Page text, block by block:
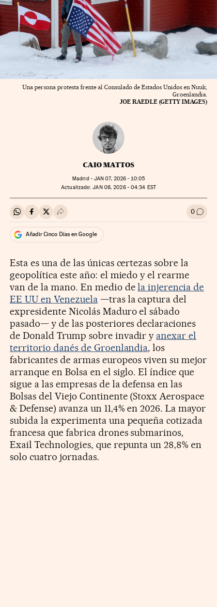
Una persona protesta frente al Consulado de Estados Unidos en Nuuk,
Groenlandia.
JOE RAEDLE (GETTY IMAGES)
CAIO MATTOS
Madrid - JAN 07, 2026 - 10:05
actualizado: JAN08, 2026 - 04:34 EST
Compartir en Whatsapp
Compartir en Facebook
Compartir en Twitter
Desplegar Redes Sociales 0 Ir a
Añadir Cinco Días en Google
Esta es una de las únicas certezas sobre la
geopolítica este año: el miedo y el rearme
van de la mano. En medio dela injerencia de
EE UU en Venezuela—tras la captura del
expresidente Nicolás Maduro el sábado
pasado— y de las posteriores declaraciones
de Donald Trump sobre invadir y anexar el
territorio danés de Groenlandia, los
fabricantes de armas europeos viven su mejor
arranque en Bolsa en el siglo. El índice que
sigue a las empresas de la defensa en las
Bolsas del Viejo Continente (Stoxx Aerospace
& Defense) avanza un 11,4% en 2026. La mayor
subida la experimenta una pequeña cotizada
francesa que fabrica drones submarinos,
Exail Technologies, que repunta un 28,8% en
solo cuatro jornadas.